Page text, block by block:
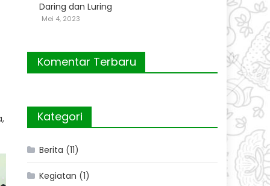
Daring dan Luring
Mei 4, 2023
Komentar Terbaru
Kategori
Berita (11)
Kegiatan (1)